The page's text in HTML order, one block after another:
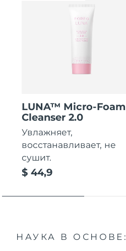
LUNA™ Micro-Foam
Cleanser 2.0
Увлажняет,
восстанавливает, не
сушит.
$ 44,9
НАУКА В ОСНОВЕ: